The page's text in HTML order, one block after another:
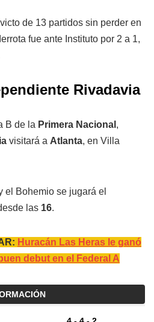
de 13 partidos sin perder en
fue ante Instituto por 2 a 1,
Rivadavia
B de la Primera Nacional ,
visitará a Atlanta, en Villa
el Bohemio se jugará el
las 16.
Huracán Las Heras le ganó
debut en el Federal A